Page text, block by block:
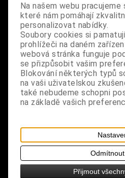
S výrobkem se také
Na našem webu pracujeme
které nám pomáhají
personalizovat nabídky.
Soubory cookies si
prohlížeči na daném
webová stránka funguje
se přizpůsobit vašim
Blokování některých typů
na vaši uživatelskou
také nebudeme schopni
na základě vašich
Přijmout